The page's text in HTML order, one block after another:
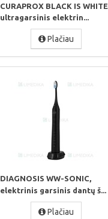
CURAPROX BLACK IS WHITE,
ultragarsinis elektrin...
Plačiau
DIAGNOSIS WW-SONIC,
elektrinis garsinis dantų š...
Plačiau